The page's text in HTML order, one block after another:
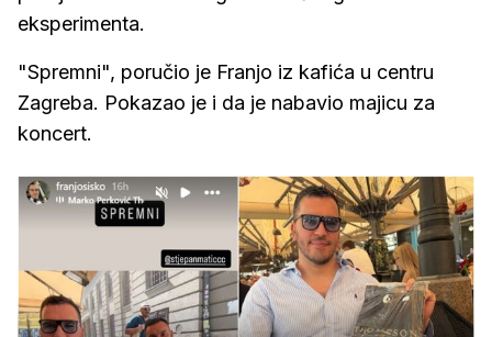
eksperimenta.
"Spremni", poručio je Franjo iz kafića u centru
Zagreba. Pokazao je i da je nabavio majicu za
koncert.